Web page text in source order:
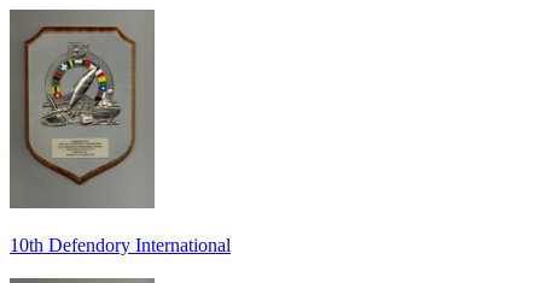
10th Defendory International